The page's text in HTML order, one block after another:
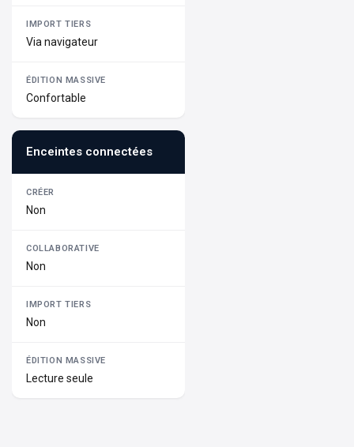
Via navigateur
Confortable
Enceintes connectées
Non
Non
Non
Lecture seule